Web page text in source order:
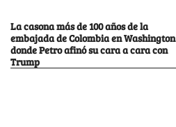
La casona más de 100 años de la
embajada de Colombia en Washington
donde Petro afinó su cara a cara con
Trump